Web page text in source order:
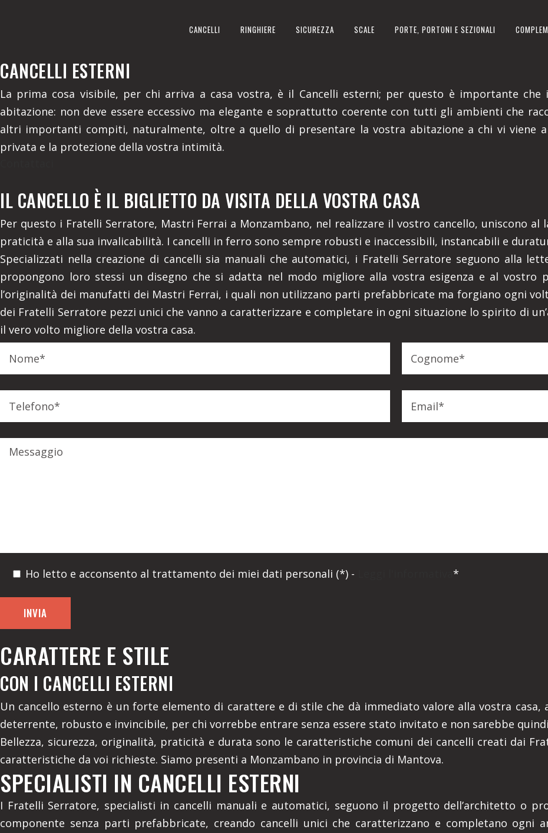
CANCELLI RINGHIERE SICUREZZA SCALE PORTE, PORTONI E SEZIONALI
REALIZZIAMO A MONZAMBANO IN PROVINCIA DI MANTOVA
CANCELLI ESTERNI
La prima cosa visibile, per chi arriva a casa vostra, è il Cancelli esterni; per questo è importante che
abitazione: non deve essere eccessivo ma elegante e soprattutto coerente con tutti gli ambienti che
altri importanti compiti, naturalmente, oltre a quello di presentare la vostra abitazione a chi vi viene
privata e la protezione della vostra intimità.
IL CANCELLO È IL BIGLIETTO DA VISITA DELLA VOSTRA CASA
Per questo i Fratelli Serratore, Mastri Ferrai a Monzambano, nel realizzare il vostro cancello, uniscono
praticità e alla sua invalicabilità. I cancelli in ferro sono sempre robusti e inaccessibili, instancabili e
Specializzati nella creazione di cancelli sia manuali che automatici, i Fratelli Serratore seguono alla
propongono loro stessi un disegno che si adatta nel modo migliore alla vostra esigenza e al vostro
l’originalità dei manufatti dei Mastri Ferrai, i quali non utilizzano parti prefabbricate ma forgiano ogni
dei Fratelli Serratore pezzi unici che vanno a caratterizzare e completare in ogni situazione lo spirito di
il vero volto migliore della vostra casa.
Ho letto e acconsento al trattamento dei miei dati personali (*) - *
CARATTERE E STILE
CON I CANCELLI ESTERNI
Un cancello esterno è un forte elemento di carattere e di stile che dà immediato valore alla vostra
deterrente, robusto e invincibile, per chi vorrebbe entrare senza essere stato invitato e non sarebbe
Bellezza, sicurezza, originalità, praticità e durata sono le caratteristiche comuni dei cancelli creati dai
caratteristiche da voi richieste. Siamo presenti a Monzambano in provincia di Mantova.
SPECIALISTI IN CANCELLI ESTERNI
I Fratelli Serratore, specialisti in cancelli manuali e automatici, seguono il progetto dell’architetto o
componente senza parti prefabbricate, creando cancelli unici che caratterizzano e completano ogni